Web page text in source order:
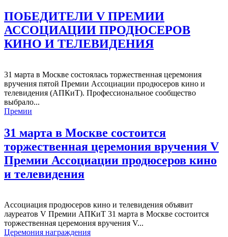
ПОБЕДИТЕЛИ V ПРЕМИИ
АССОЦИАЦИИ ПРОДЮСЕРОВ
КИНО И ТЕЛЕВИДЕНИЯ
31 марта в Москве состоялась торжественная церемония
вручения пятой Премии Ассоциации продюсеров кино и
телевидения (АПКиТ). Профессиональное сообщество
выбрало...
Премии
31 марта в Москве состоится
торжественная церемония вручения V
Премии Ассоциации продюсеров кино
и телевидения
Ассоциация продюсеров кино и телевидения объявит
лауреатов V Премии АПКиТ 31 марта в Москве состоится
торжественная церемония вручения V...
Церемония награждения